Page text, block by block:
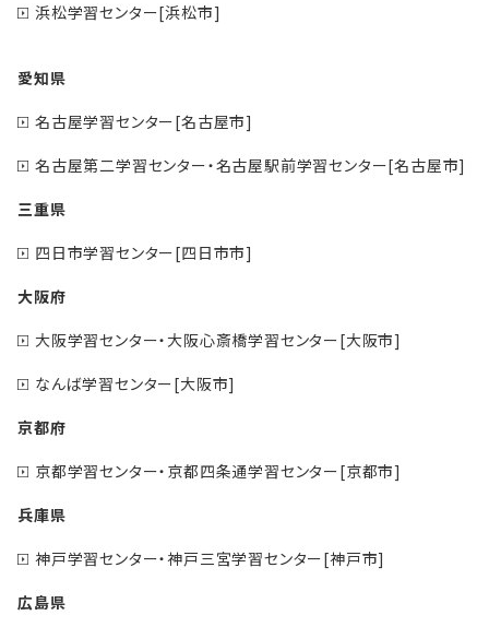
浜松学習センター[浜松市]
愛知県
名古屋学習センター[名古屋市]
名古屋第二学習センター・名古屋駅前学習センター[名古屋市]
三重県
四日市学習センター[四日市市]
大阪府
大阪学習センター・大阪心斎橋学習センター[大阪市]
なんば学習センター[大阪市]
京都府
京都学習センター・京都四条通学習センター[京都市]
兵庫県
神戸学習センター・神戸三宮学習センター[神戸市]
広島県